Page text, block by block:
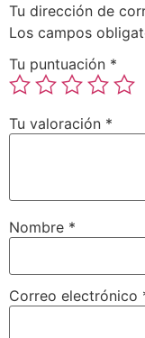
Tu dirección de
Los campos
Tu puntuación *
Tu valoración *
Nombre *
Correo electrónico